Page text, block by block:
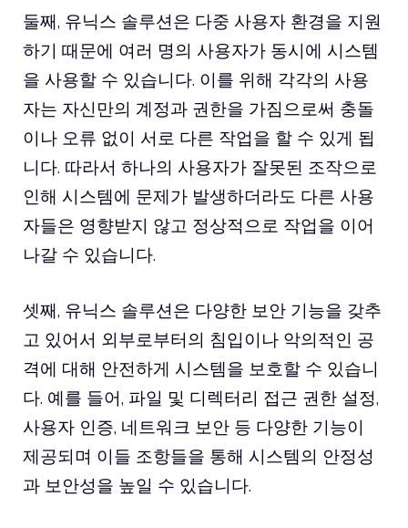
둘째, 유닉스 솔루션은 다중 사용자 환경을 지원
하기 때문에 여러 명의 사용자가 동시에 시스템
을 사용할 수 있습니다. 이를 위해 각각의 사용
자는 자신만의 계정과 권한을 가짐으로써 충돌
이나 오류 없이 서로 다른 작업을 할 수 있게 됩
니다. 따라서 하나의 사용자가 잘못된 조작으로
인해 시스템에 문제가 발생하더라도 다른 사용
자들은 영향받지 않고 정상적으로 작업을 이어
나갈 수 있습니다.
셋째, 유닉스 솔루션은 다양한 보안 기능을 갖추
고 있어서 외부로부터의 침입이나 악의적인 공
격에 대해 안전하게 시스템을 보호할 수 있습니
다. 예를 들어, 파일 및 디렉터리 접근 권한 설정,
사용자 인증, 네트워크 보안 등 다양한 기능이
제공되며 이들 조항들을 통해 시스템의 안정성
과 보안성을 높일 수 있습니다.